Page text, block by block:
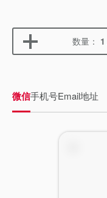
数量： 1
微信手机号Email地址